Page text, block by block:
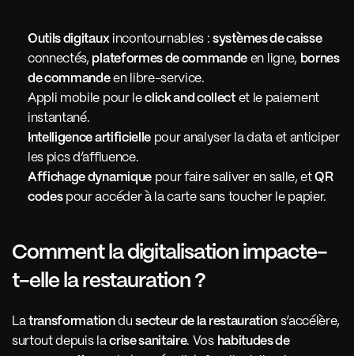
Outils digitaux incontournables : systèmes de caisse
connectés, plateformes de commande en ligne, bornes
de commande en libre-service.
Appli mobile pour le click and collect et le paiement
instantané.
Intelligence artificielle pour analyser la data et anticiper
les pics d’affluence.
Affichage dynamique pour faire saliver en salle, et QR
codes pour accéder à la carte sans toucher le papier.
Comment la digitalisation impacte-
t-elle la restauration ?
La transformation du secteur de la restauration s’accélère,
surtout depuis la crise sanitaire. Vos habitudes de